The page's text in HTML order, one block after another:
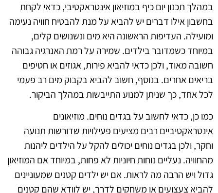
במהלך תכנון יום כיף במוזיאון אינטראקטיבי, כדאי לקחת
בחשבון אילו דברים יש להביא על מנת להבטיח חוויה נעימה
ומועילה. העדיפות הראשונה היא מים ונשנושים קלים,
במיוחד כשמדובר בילדים. שמירה על רמת האנרגיה גבוהה
חשובה מאוד, ולכן כדאי להביא פירות, אגוזים או חטיפים
בריאים אחרים. בנוסף, חשוב להביא בקבוק מים רב פעמי
לכל אחד, כך שניתן למנוע התייבשות במהלך הביקור.
כמו כן, כדאי לחשוב על בגדים נוחים. מוזיאונים
אינטראקטיביים רבים מציעים פעילויות שדורשות תנועה
וחקר, ולכן בגדים נוחים יכולים להקל על הילדים ליהנות
מהחוויה. נעליים נוחות חיוניות לא פחות, במיוחד אם המוזיאון
גדול ויש הרבה מה לראות. אם יש ילדים קטנים שמעוניינים
להביא צעצועים או משחקים לדרך, יש לוודא שהם קטנים